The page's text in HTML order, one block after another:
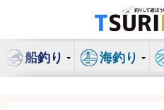
ン
船釣り 海釣り